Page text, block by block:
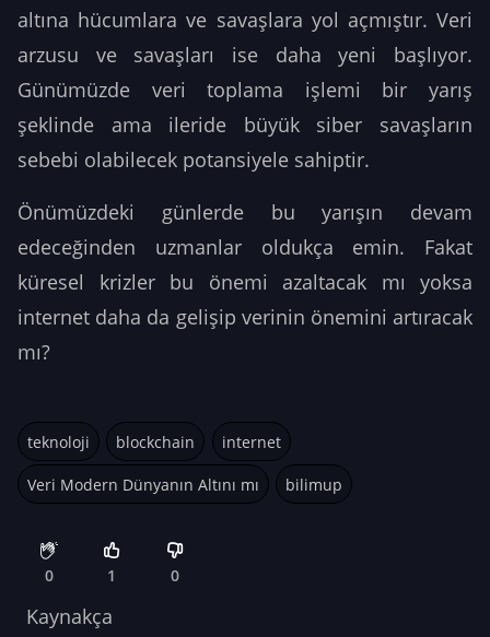
altına hücumlara ve savaşlara yol açmıştır. Veri
arzusu ve savaşları ise daha yeni başlıyor.
Günümüzde veri toplama işlemi bir yarış
şeklinde ama ileride büyük siber savaşların
sebebi olabilecek potansiyele sahiptir.
Önümüzdeki günlerde bu yarışın devam
edeceğinden uzmanlar oldukça emin. Fakat
küresel krizler bu önemi azaltacak mı yoksa
internet daha da gelişip verinin önemini artıracak
mı?
teknoloji blockchain internet
Veri Modern Dünyanın Altını mı bilimup
0 1 0
Kaynakça